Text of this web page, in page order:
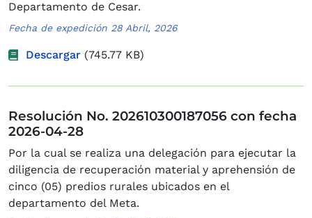
Departamento de Cesar.
Fecha de expedición 28 Abril, 2026
Descargar (745.77 KB)
Resolución No. 202610300187056 con fecha
2026-04-28
Por la cual se realiza una delegación para ejecutar la
diligencia de recuperación material y aprehensión de
cinco (05) predios rurales ubicados en el
departamento del Meta.